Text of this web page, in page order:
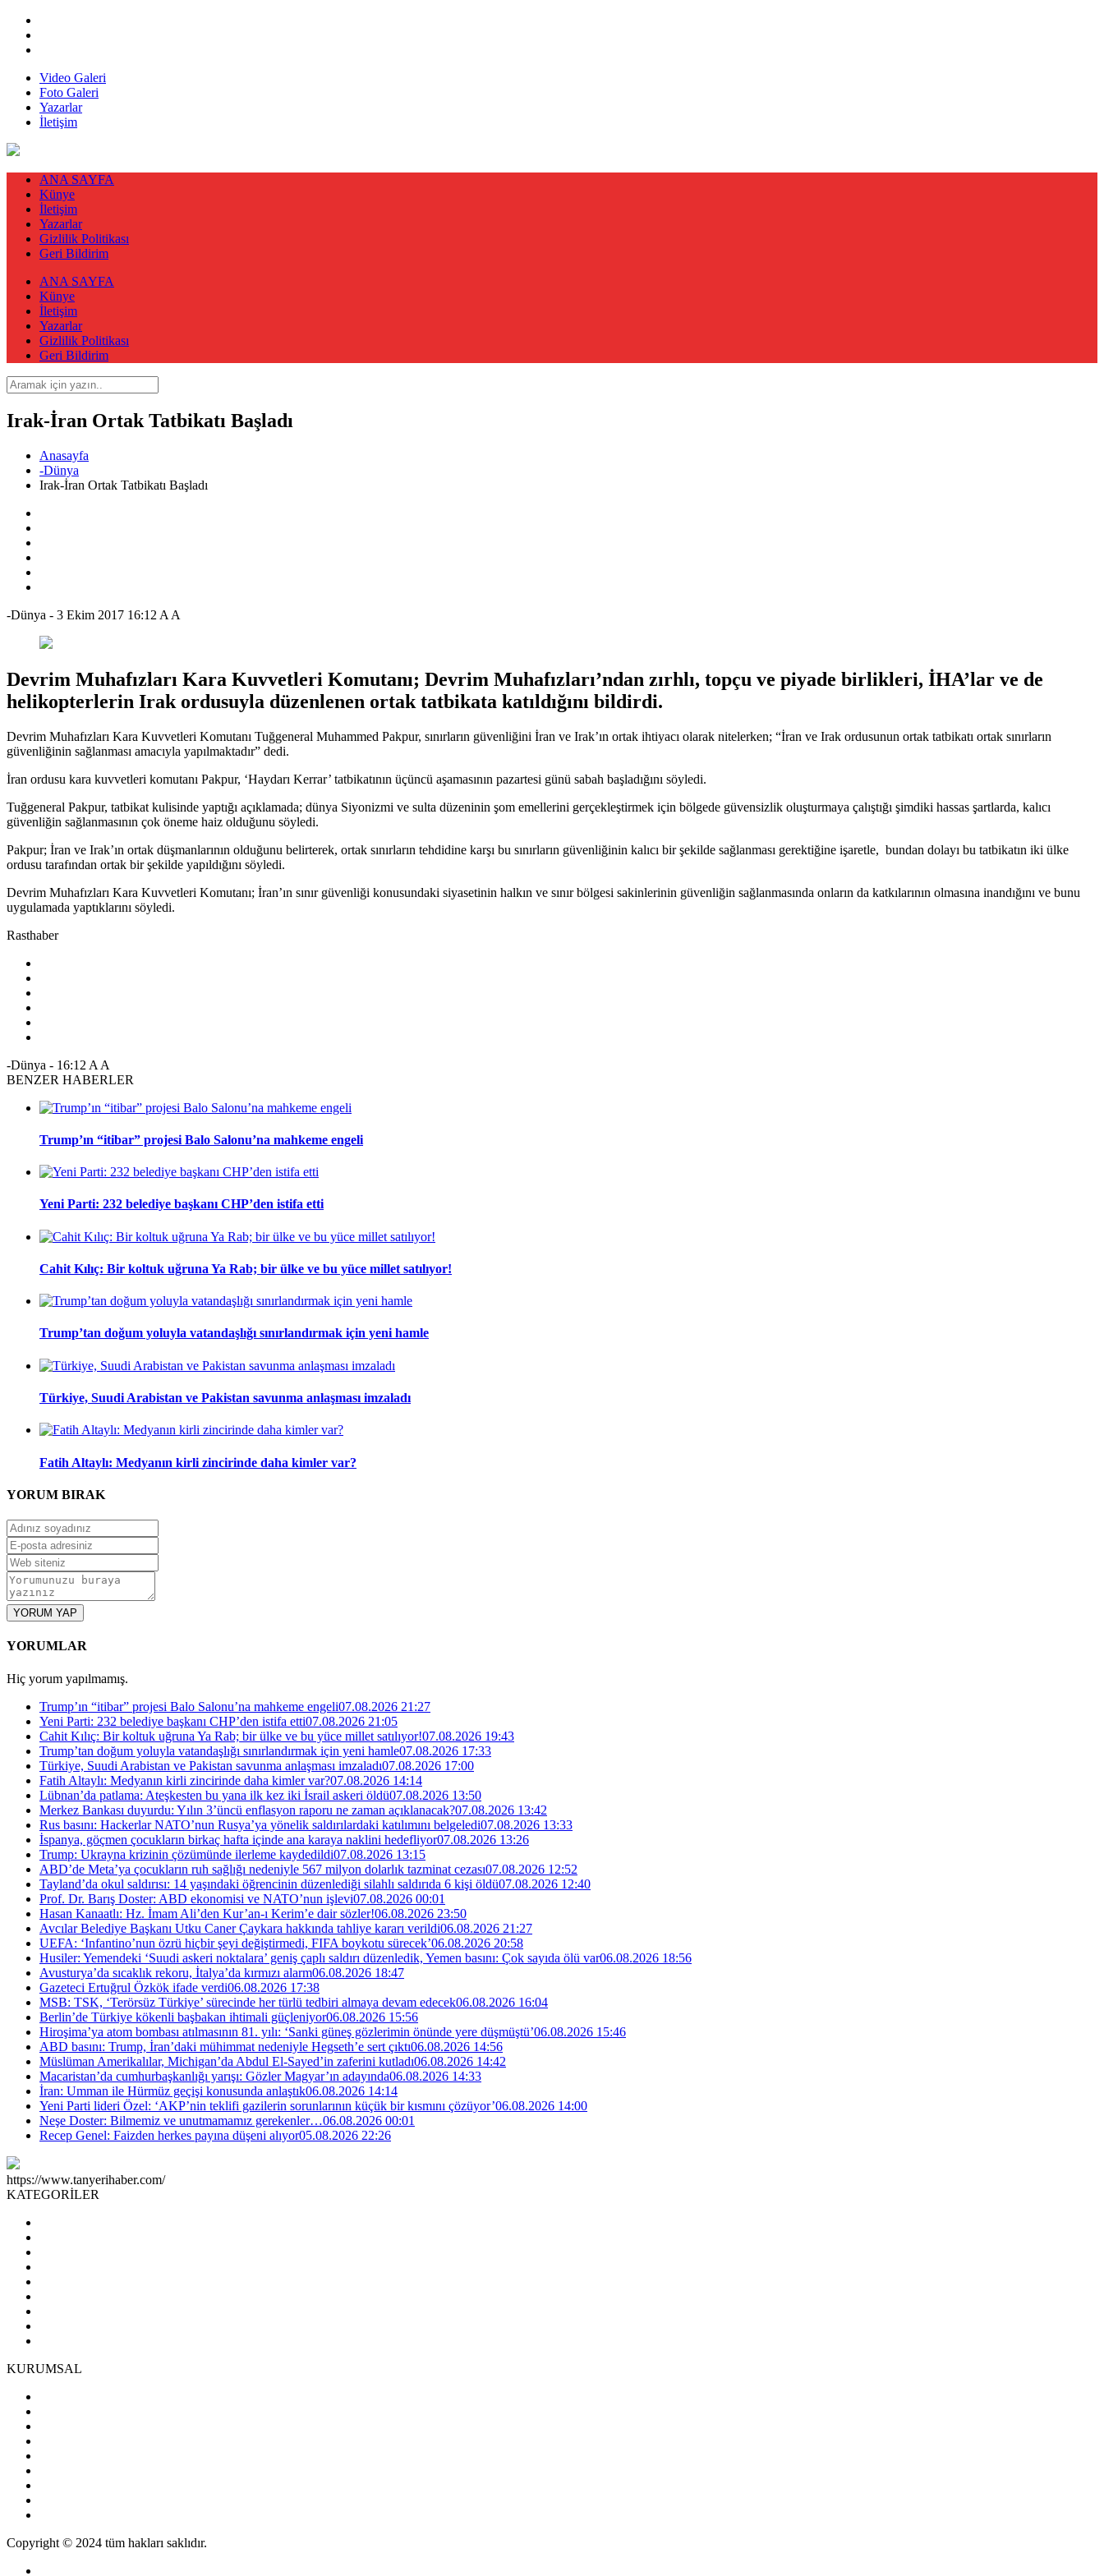
Video Galeri
Foto Galeri
Yazarlar
İletişim
ANA SAYFA
Künye
İletişim
Yazarlar
Gizlilik Politikası
Geri Bildirim
ANA SAYFA
Künye
İletişim
Yazarlar
Gizlilik Politikası
Geri Bildirim
Irak-İran Ortak Tatbikatı Başladı
Anasayfa
-Dünya
Irak-İran Ortak Tatbikatı Başladı
-Dünya - 3 Ekim 2017 16:12 A A
Devrim Muhafızları Kara Kuvvetleri Komutanı; Devrim Muhafızları’ndan zırhlı, topçu ve piyade birlikleri, İHA’lar ve de
helikopterlerin Irak ordusuyla düzenlenen ortak tatbikata katıldığını bildirdi.
Devrim Muhafızları Kara Kuvvetleri Komutanı Tuğgeneral Muhammed Pakpur, sınırların güvenliğini İran ve Irak’ın ortak ihtiyacı olarak nitelerken; “İran ve Irak ordusunun ortak tatbikatı ortak sınırların
güvenliğinin sağlanması amacıyla yapılmaktadır” dedi.
İran ordusu kara kuvvetleri komutanı Pakpur, ‘Haydarı Kerrar’ tatbikatının üçüncü aşamasının pazartesi günü sabah başladığını söyledi.
Tuğgeneral Pakpur, tatbikat kulisinde yaptığı açıklamada; dünya Siyonizmi ve sulta düzeninin şom emellerini gerçekleştirmek için bölgede güvensizlik oluşturmaya çalıştığı şimdiki hassas şartlarda, kalıcı
güvenliğin sağlanmasının çok öneme haiz olduğunu söyledi.
Pakpur; İran ve Irak’ın ortak düşmanlarının olduğunu belirterek, ortak sınırların tehdidine karşı bu sınırların güvenliğinin kalıcı bir şekilde sağlanması gerektiğine işaretle, bundan dolayı bu tatbikatın iki ülke
ordusu tarafından ortak bir şekilde yapıldığını söyledi.
Devrim Muhafızları Kara Kuvvetleri Komutanı; İran’ın sınır güvenliği konusundaki siyasetinin halkın ve sınır bölgesi sakinlerinin güvenliğin sağlanmasında onların da katkılarının olmasına inandığını ve bunu
uygulamada yaptıklarını söyledi.
Rasthaber
-Dünya - 16:12 A A
BENZER HABERLER
Trump’ın “itibar” projesi Balo Salonu’na mahkeme engeli
Yeni Parti: 232 belediye başkanı CHP’den istifa etti
Cahit Kılıç: Bir koltuk uğruna Ya Rab; bir ülke ve bu yüce millet satılıyor!
Trump’tan doğum yoluyla vatandaşlığı sınırlandırmak için yeni hamle
Türkiye, Suudi Arabistan ve Pakistan savunma anlaşması imzaladı
Fatih Altaylı: Medyanın kirli zincirinde daha kimler var?
YORUM BIRAK
YORUM YAP
YORUMLAR
Hiç yorum yapılmamış.
Trump’ın “itibar” projesi Balo Salonu’na mahkeme engeli07.08.2026 21:27
Yeni Parti: 232 belediye başkanı CHP’den istifa etti07.08.2026 21:05
Cahit Kılıç: Bir koltuk uğruna Ya Rab; bir ülke ve bu yüce millet satılıyor!07.08.2026 19:43
Trump’tan doğum yoluyla vatandaşlığı sınırlandırmak için yeni hamle07.08.2026 17:33
Türkiye, Suudi Arabistan ve Pakistan savunma anlaşması imzaladı07.08.2026 17:00
Fatih Altaylı: Medyanın kirli zincirinde daha kimler var?07.08.2026 14:14
Lübnan’da patlama: Ateşkesten bu yana ilk kez iki İsrail askeri öldü07.08.2026 13:50
Merkez Bankası duyurdu: Yılın 3’üncü enflasyon raporu ne zaman açıklanacak?07.08.2026 13:42
Rus basını: Hackerlar NATO’nun Rusya’ya yönelik saldırılardaki katılımını belgeledi07.08.2026 13:33
İspanya, göçmen çocukların birkaç hafta içinde ana karaya naklini hedefliyor07.08.2026 13:26
Trump: Ukrayna krizinin çözümünde ilerleme kaydedildi07.08.2026 13:15
ABD’de Meta’ya çocukların ruh sağlığı nedeniyle 567 milyon dolarlık tazminat cezası07.08.2026 12:52
Tayland’da okul saldırısı: 14 yaşındaki öğrencinin düzenlediği silahlı saldırıda 6 kişi öldü07.08.2026 12:40
Prof. Dr. Barış Doster: ABD ekonomisi ve NATO’nun işlevi07.08.2026 00:01
Hasan Kanaatlı: Hz. İmam Ali’den Kur’an-ı Kerim’e dair sözler!06.08.2026 23:50
Avcılar Belediye Başkanı Utku Caner Çaykara hakkında tahliye kararı verildi06.08.2026 21:27
UEFA: ‘Infantino’nun özrü hiçbir şeyi değiştirmedi, FIFA boykotu sürecek’06.08.2026 20:58
Husiler: Yemendeki ‘Suudi askeri noktalara’ geniş çaplı saldırı düzenledik, Yemen basını: Çok sayıda ölü var06.08.2026 18:56
Avusturya’da sıcaklık rekoru, İtalya’da kırmızı alarm06.08.2026 18:47
Gazeteci Ertuğrul Özkök ifade verdi06.08.2026 17:38
MSB: TSK, ‘Terörsüz Türkiye’ sürecinde her türlü tedbiri almaya devam edecek06.08.2026 16:04
Berlin’de Türkiye kökenli başbakan ihtimali güçleniyor06.08.2026 15:56
Hiroşima’ya atom bombası atılmasının 81. yılı: ‘Sanki güneş gözlerimin önünde yere düşmüştü’06.08.2026 15:46
ABD basını: Trump, İran’daki mühimmat nedeniyle Hegseth’e sert çıktı06.08.2026 14:56
Müslüman Amerikalılar, Michigan’da Abdul El-Sayed’in zaferini kutladı06.08.2026 14:42
Macaristan’da cumhurbaşkanlığı yarışı: Gözler Magyar’ın adayında06.08.2026 14:33
İran: Umman ile Hürmüz geçişi konusunda anlaştık06.08.2026 14:14
Yeni Parti lideri Özel: ‘AKP’nin teklifi gazilerin sorunlarının küçük bir kısmını çözüyor’06.08.2026 14:00
Neşe Doster: Bilmemiz ve unutmamamız gerekenler…06.08.2026 00:01
Recep Genel: Faizden herkes payına düşeni alıyor05.08.2026 22:26
https://www.tanyerihaber.com/
KATEGORİLER
KURUMSAL
Copyright © 2024 tüm hakları saklıdır.